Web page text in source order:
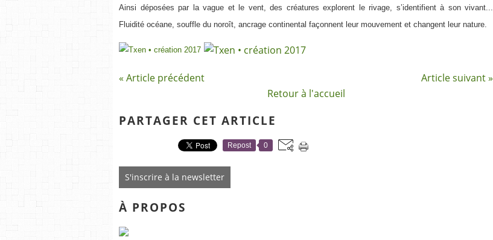
Ainsi déposées par la vague et le vent, des créatures explorent le rivage, s’identifient à son vivant...
Fluidité océane, souffle du noroît, ancrage continental façonnent leur mouvement et changent leur nature.
« Article précédent
Article suivant »
Retour à l'accueil
PARTAGER CET ARTICLE
Repost 0
S'inscrire à la newsletter
À PROPOS